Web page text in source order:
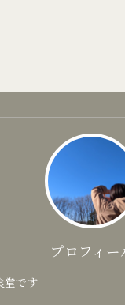
プロフィー
堂です